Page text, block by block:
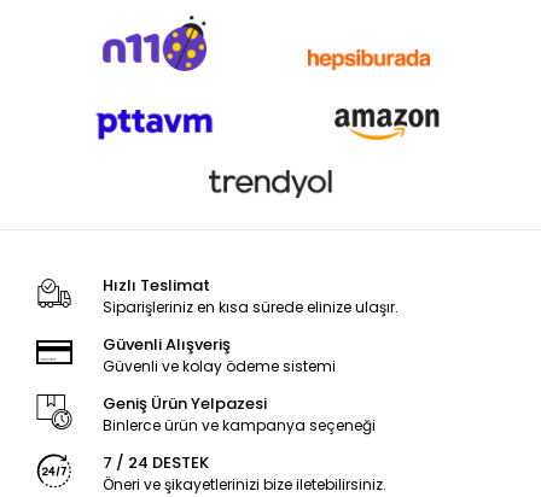
Hızlı Teslimat
Siparişleriniz en kısa sürede elinize ulaşır.
Güvenli Alışveriş
Güvenli ve kolay ödeme sistemi
Geniş Ürün Yelpazesi
Binlerce ürün ve kampanya seçeneği
7 / 24 DESTEK
Öneri ve şikayetlerinizi bize iletebilirsiniz.